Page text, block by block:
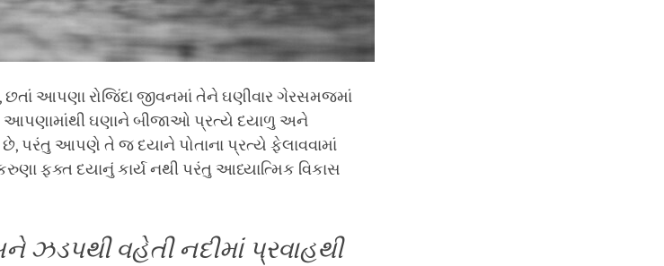
છતાં આપણા રોજિંદા જીવનમાં તેને ઘણીવાર ગેરસમજમાં
ઘણાને બીજાઓ પ્રત્યે દયાળુ અને
પરંતુ આપણે તે જ દયાને પોતાના પ્રત્યે ફેલાવવામાં
ફક્ત દયાનું કાર્ય નથી પરંતુ આધ્યાત્મિક વિકાસ
ઝડપથી વહેતી નદીમાં પ્રવાહથી